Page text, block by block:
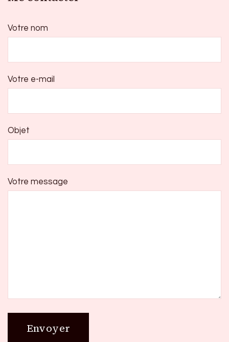
Votre nom
Votre e-mail
Objet
Votre message